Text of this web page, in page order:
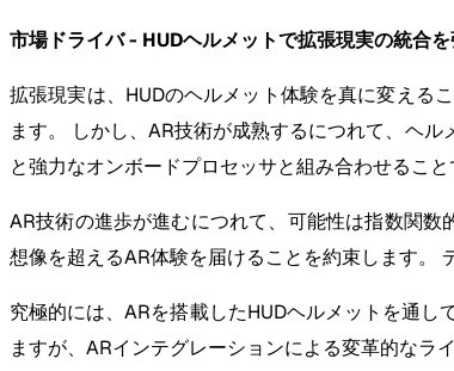
市場ドライバ - HUDヘルメットで拡張現実の統合
拡張現実は、HUDのヘルメット体験を真に変える
ます。 しかし、AR技術が成熟するにつれて、ヘ
と強力なオンボードプロセッサと組み合わせるこ
AR技術の進歩が進むにつれて、可能性は指数関
想像を超えるAR体験を届けることを約束します。
究極的には、ARを搭載したHUDヘルメットを通
ますが、ARインテグレーションによる変革的な